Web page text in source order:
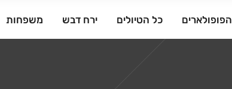
הפופולארים כל הטיולים ירח דבש משפחות